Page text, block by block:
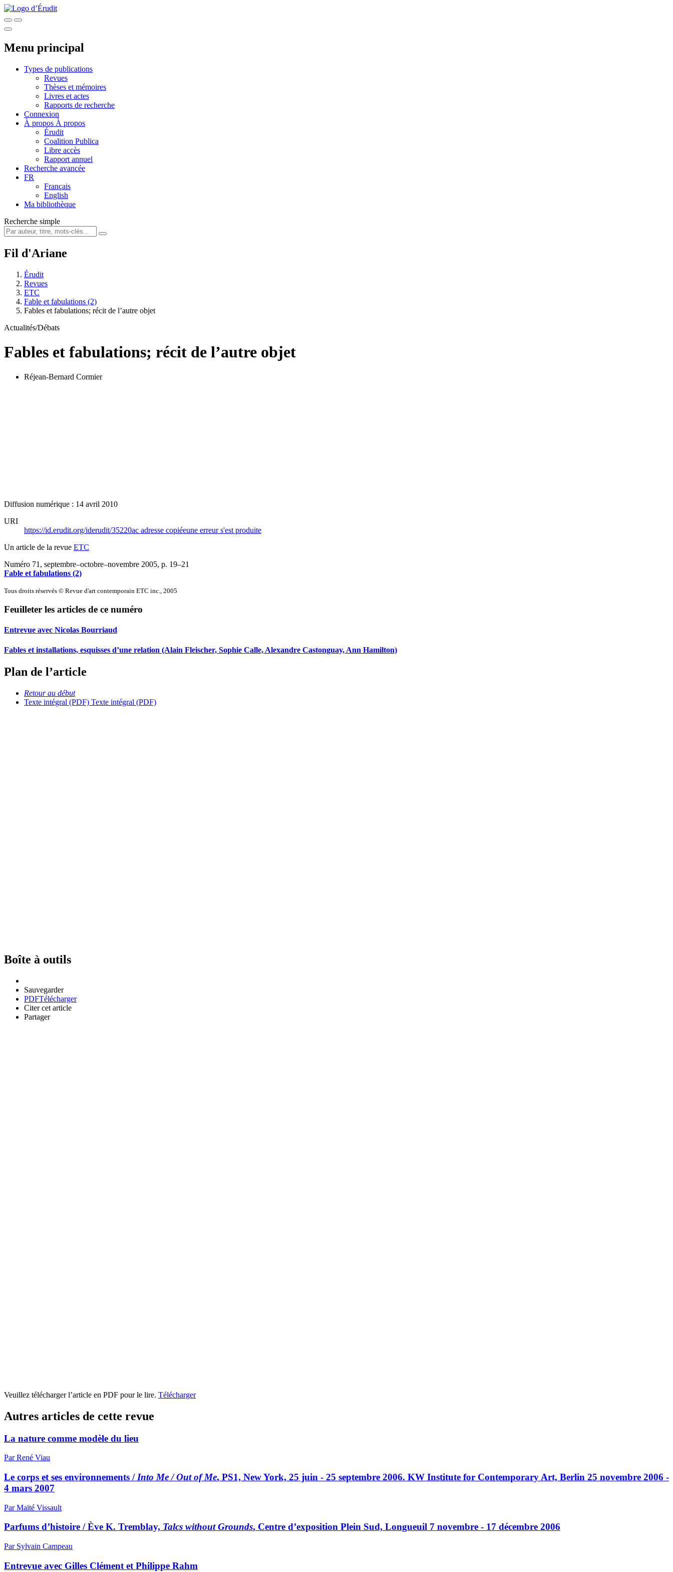
Menu principal
Types de publications
Revues
Thèses et mémoires
Livres et actes
Rapports de recherche
Connexion
À propos À propos
Érudit
Coalition Publica
Libre accès
Rapport annuel
Recherche avancée
FR
Français
English
Ma bibliothèque
Recherche simple
Fil d'Ariane
Érudit
Revues
ETC
Fable et fabulations (2)
Fables et fabulations; récit de l’autre objet
Actualités/Débats
Fables et fabulations; récit de l’autre objet
Réjean-Bernard Cormier
Diffusion numérique : 14 avril 2010
URI
https://id.erudit.org/iderudit/35220ac adresse copiéeune erreur s'est produite
Un article de la revue ETC
Numéro 71, septembre–octobre–novembre 2005, p. 19–21
Fable et fabulations (2)
Tous droits réservés © Revue d'art contemporain ETC inc., 2005
Feuilleter les articles de ce numéro
Entrevue avec Nicolas Bourriaud
Fables et installations, esquisses d’une relation (Alain Fleischer, Sophie Calle, Alexandre Castonguay, Ann Hamilton)
Plan de l’article
Retour au début
Texte intégral (PDF) Texte intégral (PDF)
Boîte à outils
Sauvegarder
PDFTélécharger
Citer cet article
Partager
Veuillez télécharger l’article en PDF pour le lire. Télécharger
Autres articles de cette revue
La nature comme modèle du lieu
Par René Viau
Le corps et ses environnements / Into Me / Out of Me, PS1, New York, 25 juin - 25 septembre 2006. KW Institute for Contemporary Art, Berlin 25 novembre 2006 -
4 mars 2007
Par Maïté Vissault
Parfums d’histoire / Ève K. Tremblay, Talcs without Grounds, Centre d’exposition Plein Sud, Longueuil 7 novembre - 17 décembre 2006
Par Sylvain Campeau
Entrevue avec Gilles Clément et Philippe Rahm